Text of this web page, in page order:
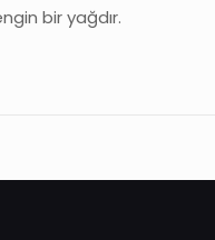
bir yağdır.